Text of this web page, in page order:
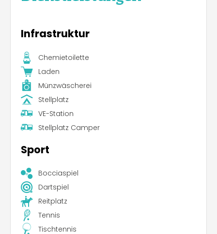
Infrastruktur
Chemietoilette
Laden
Münzwäscherei
Stellplatz
VE-Station
Stellplatz Camper
Sport
Bocciaspiel
Dartspiel
Reitplatz
Tennis
Tischtennis